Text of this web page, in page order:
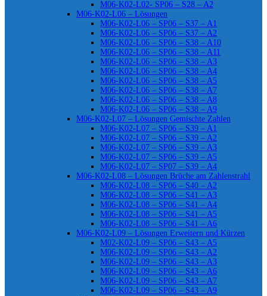
M06-K02-L02- SP06 – S28 – A2
M06-K02-L06 – Lösungen
M06-K02-L06 – SP06 – S37 – A1
M06-K02-L06 – SP06 – S37 – A2
M06-K02-L06 – SP06 – S38 – A10
M06-K02-L06 – SP06 – S38 – A11
M06-K02-L06 – SP06 – S38 – A3
M06-K02-L06 – SP06 – S38 – A4
M06-K02-L06 – SP06 – S38 – A5
M06-K02-L06 – SP06 – S38 – A7
M06-K02-L06 – SP06 – S38 – A8
M06-K02-L06 – SP06 – S38 – A9
M06-K02-L07 – Lösungen Gemischte Zahlen
M06-K02-L07 – SP06 – S39 – A1
M06-K02-L07 – SP06 – S39 – A2
M06-K02-L07 – SP06 – S39 – A3
M06-K02-L07 – SP06 – S39 – A5
M06-K02-L07 – SP07 – S39 – A4
M06-K02-L08 – Lösungen Brüche am Zahlenstrahl
M06-K02-L08 – SP06 – S40 – A2
M06-K02-L08 – SP06 – S41 – A3
M06-K02-L08 – SP06 – S41 – A4
M06-K02-L08 – SP06 – S41 – A5
M06-K02-L08 – SP06 – S41 – A6
M06-K02-L09 – Lösungen Erweitern und Kürzen
M02-K02-L09 – SP06 – S43 – A5
M06-K02-L09 – SP06 – S43 – A2
M06-K02-L09 – SP06 – S43 – A3
M06-K02-L09 – SP06 – S43 – A6
M06-K02-L09 – SP06 – S43 – A7
M06-K02-L09 – SP06 – S43 – A9